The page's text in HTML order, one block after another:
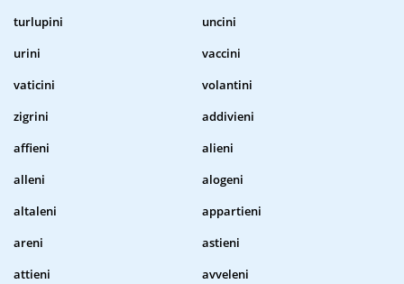
turlupini
uncini
urini
vaccini
vaticini
volantini
zigrini
addivieni
affieni
alieni
alleni
alogeni
altaleni
appartieni
areni
astieni
attieni
avveleni